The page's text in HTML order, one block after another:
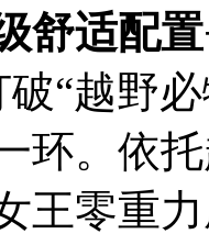
舒适配
“越野必
环。依
王零重